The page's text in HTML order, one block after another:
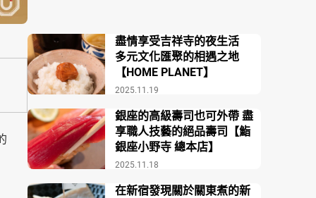
2025.11.19
盡情享受吉祥寺的夜生活
多元文化匯聚的相遇之地
【HOME PLANET】
2025.11.18
銀座的高級壽司也可外帶 盡
享職人技藝的絕品壽司【鮨
銀座小野寺 總本店】
在新宿發現關於關東煮的新